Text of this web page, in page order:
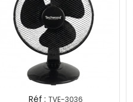
Réf : TVE-3036